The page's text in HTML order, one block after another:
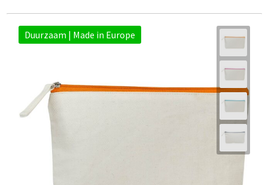
Duurzaam | Made in Europe